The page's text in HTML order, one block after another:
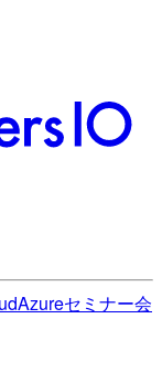
Azureセミナー会